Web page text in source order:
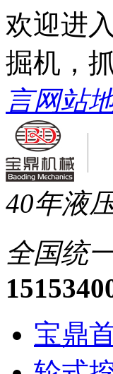
欢迎进
掘机，
言网站
40年液
全国统
宝鼎